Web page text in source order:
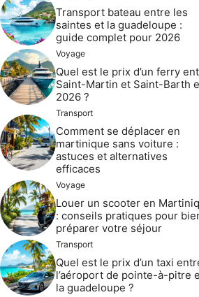
Transport bateau entre les
saintes et la guadeloupe :
guide complet pour 2026
Voyage
Quel est le prix d’un ferry
Saint-Martin et Saint-Barth
2026 ?
Transport
Comment se déplacer en
martinique sans voiture :
astuces et alternatives
efficaces
Voyage
Louer un scooter en
: conseils pratiques pour
préparer votre séjour
Transport
Quel est le prix d’un taxi
l’aéroport de pointe-à-pitre
la guadeloupe ?